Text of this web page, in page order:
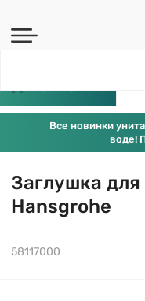
Каталог
Все новинки
воде!
Заглушка
Hansgrohe
58117000